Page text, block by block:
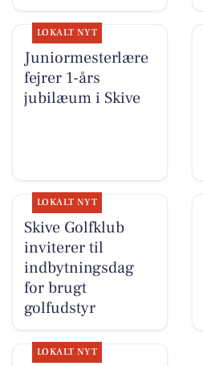
LOKALT NYT
Juniormesterlære
fejrer 1-års
jubilæum i Skive
LOKALT NYT
Skive Golfklub
inviterer til
indbytningsdag
for brugt
golfudstyr
LOKALT NYT